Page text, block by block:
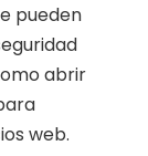
pueden
abrir
web.